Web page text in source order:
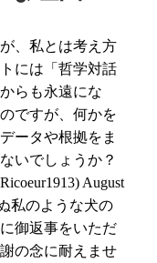
、私とは考え方
には「哲学対話
らも永遠にな
ですが、何かを
ータや根拠をま
いでしょうか？
August
私のような犬の
御返事をいただ
の念に耐えませ